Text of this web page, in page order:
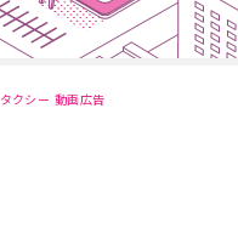
タクシー 動画広告